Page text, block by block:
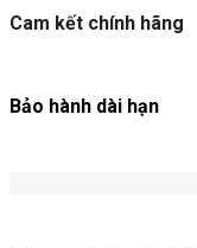
Cam kết chính hãng
Bảo hành dài hạn